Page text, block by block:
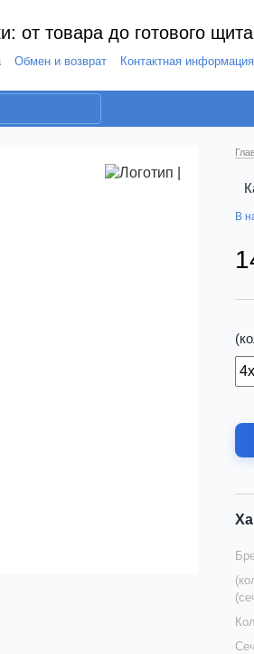
от товара до готового
Обмен и возврат Контактная информация
В